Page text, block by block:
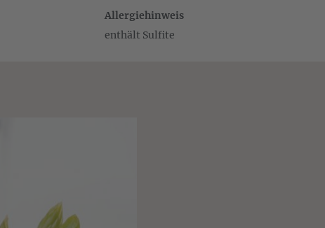
Allergiehinweis
enthält Sulfite